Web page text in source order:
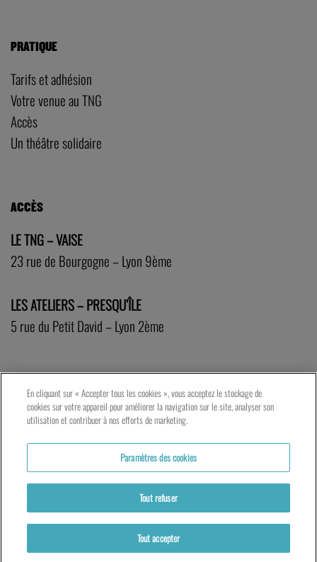
PRATIQUE
Tarifs et adhésion
Votre venue au TNG
Accès
Un théâtre solidaire
ACCÈS
LE TNG – VAISE
23 rue de Bourgogne – Lyon 9ème
LES ATELIERS – PRESQU’ÎLE
5 rue du Petit David – Lyon 2ème
Mentions légales
En cliquant sur « Accepter tous les cookies », vous acceptez le stockage de
cookies sur votre appareil pour améliorer la navigation sur le site, analyser son
utilisation et contribuer à nos efforts de marketing.
Paramètres des cookies
Tout refuser
Tout accepter